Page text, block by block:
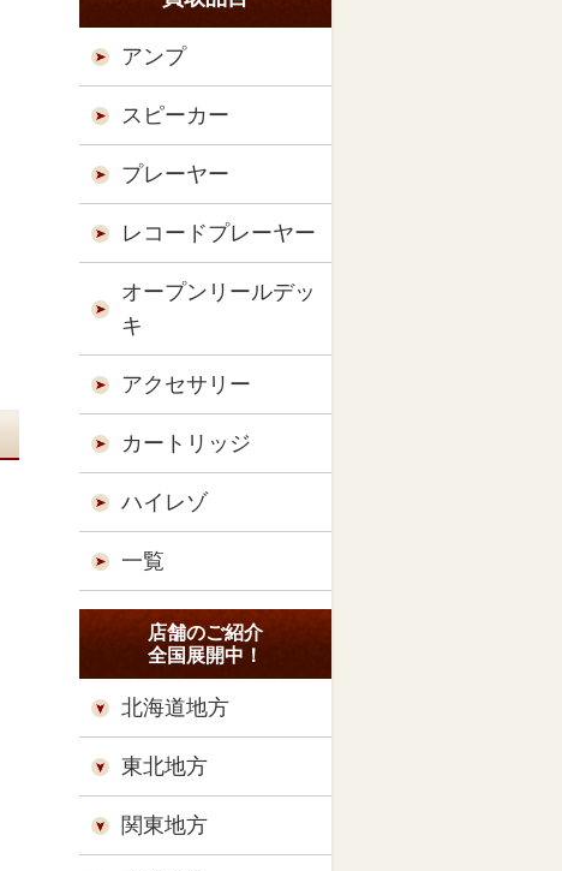
アンプ
スピーカー
プレーヤー
レコードプレーヤー
オープンリールデッ
キ
アクセサリー
カートリッジ
ハイレゾ
一覧
店舗のご紹介
全国展開中！
北海道地方
東北地方
関東地方